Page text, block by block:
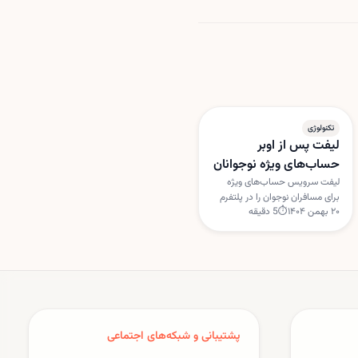
تکنولوژی
لیفت پس از اوبر
حساب‌های ویژه نوجوانان
را راه‌اندازی کرد
لیفت سرویس حساب‌های ویژه
برای مسافران نوجوان را در پلتفرم
خود فعال کرده است؛ خدمتی که
۲۰ بهمن ۱۴۰۴ ⏱
5 دقیقه
پشتیبانی و شبکه‌های اجتماعی